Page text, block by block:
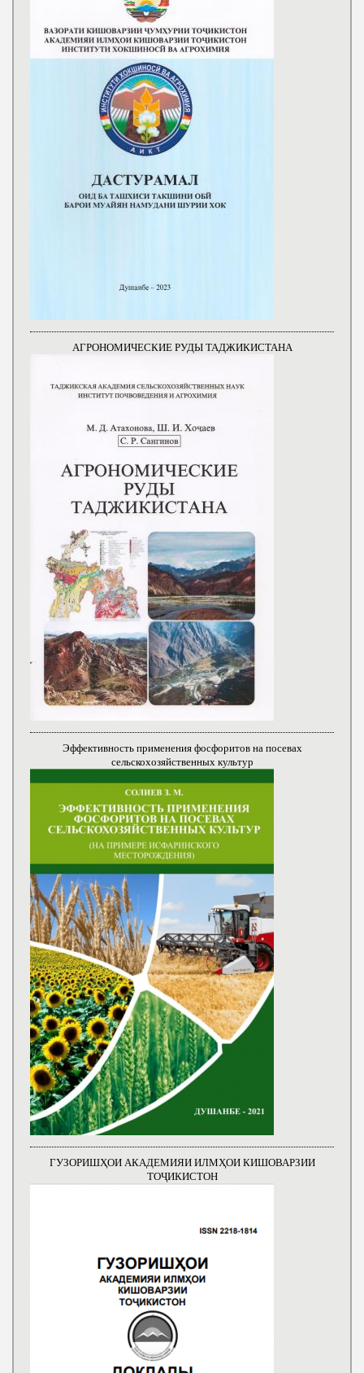
АГРОНОМИЧЕСКИЕ РУДЫ ТАДЖИКИСТАНА
Эффективность применения фосфоритов на посевах
сельскохозяйственных культур
ГУЗОРИШҲОИ АКАДЕМИЯИ ИЛМҲОИ КИШОВАРЗИИ
ТОҶИКИСТОН